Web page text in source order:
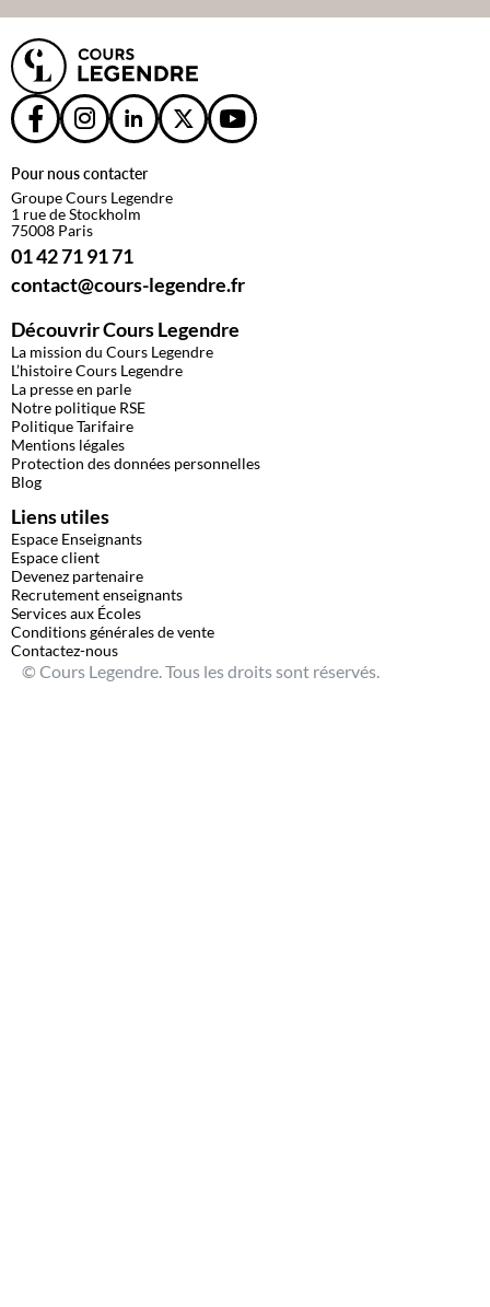
Pour nous contacter
Groupe Cours Legendre
1 rue de Stockholm
75008 Paris
01 42 71 91 71
contact@cours-legendre.fr
Découvrir Cours Legendre
La mission du Cours Legendre
L’histoire Cours Legendre
La presse en parle
Notre politique RSE
Politique Tarifaire
Mentions légales
Protection des données personnelles
Blog
Liens utiles
Espace Enseignants
Espace client
Devenez partenaire
Recrutement enseignants
Services aux Écoles
Conditions générales de vente
Contactez-nous
© Cours Legendre. Tous les droits sont réservés.